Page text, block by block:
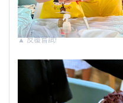
▲反覆嘗試!